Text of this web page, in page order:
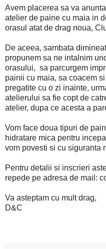
Avem placerea sa va
atelier de paine cu maia in
orasul atat de drag noua,
De aceea, sambata
propunem sa ne intalnim
orasului, sa parcurgem
painii cu maia, sa coacem
pregatite cu o zi inainte,
atelierului sa fie copt de
atelier, dupa ce acesta a
Vom face doua tipuri de
hidratare mica pentru
vom povesti si cu siguranta
Pentru detalii si inscrieri
repede pe adresa de mail:
Va asteptam cu mult drag,
D&C